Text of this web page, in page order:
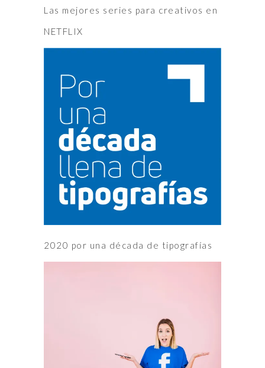
Las mejores series para creativos en
NETFLIX
2020 por una década de tipografías